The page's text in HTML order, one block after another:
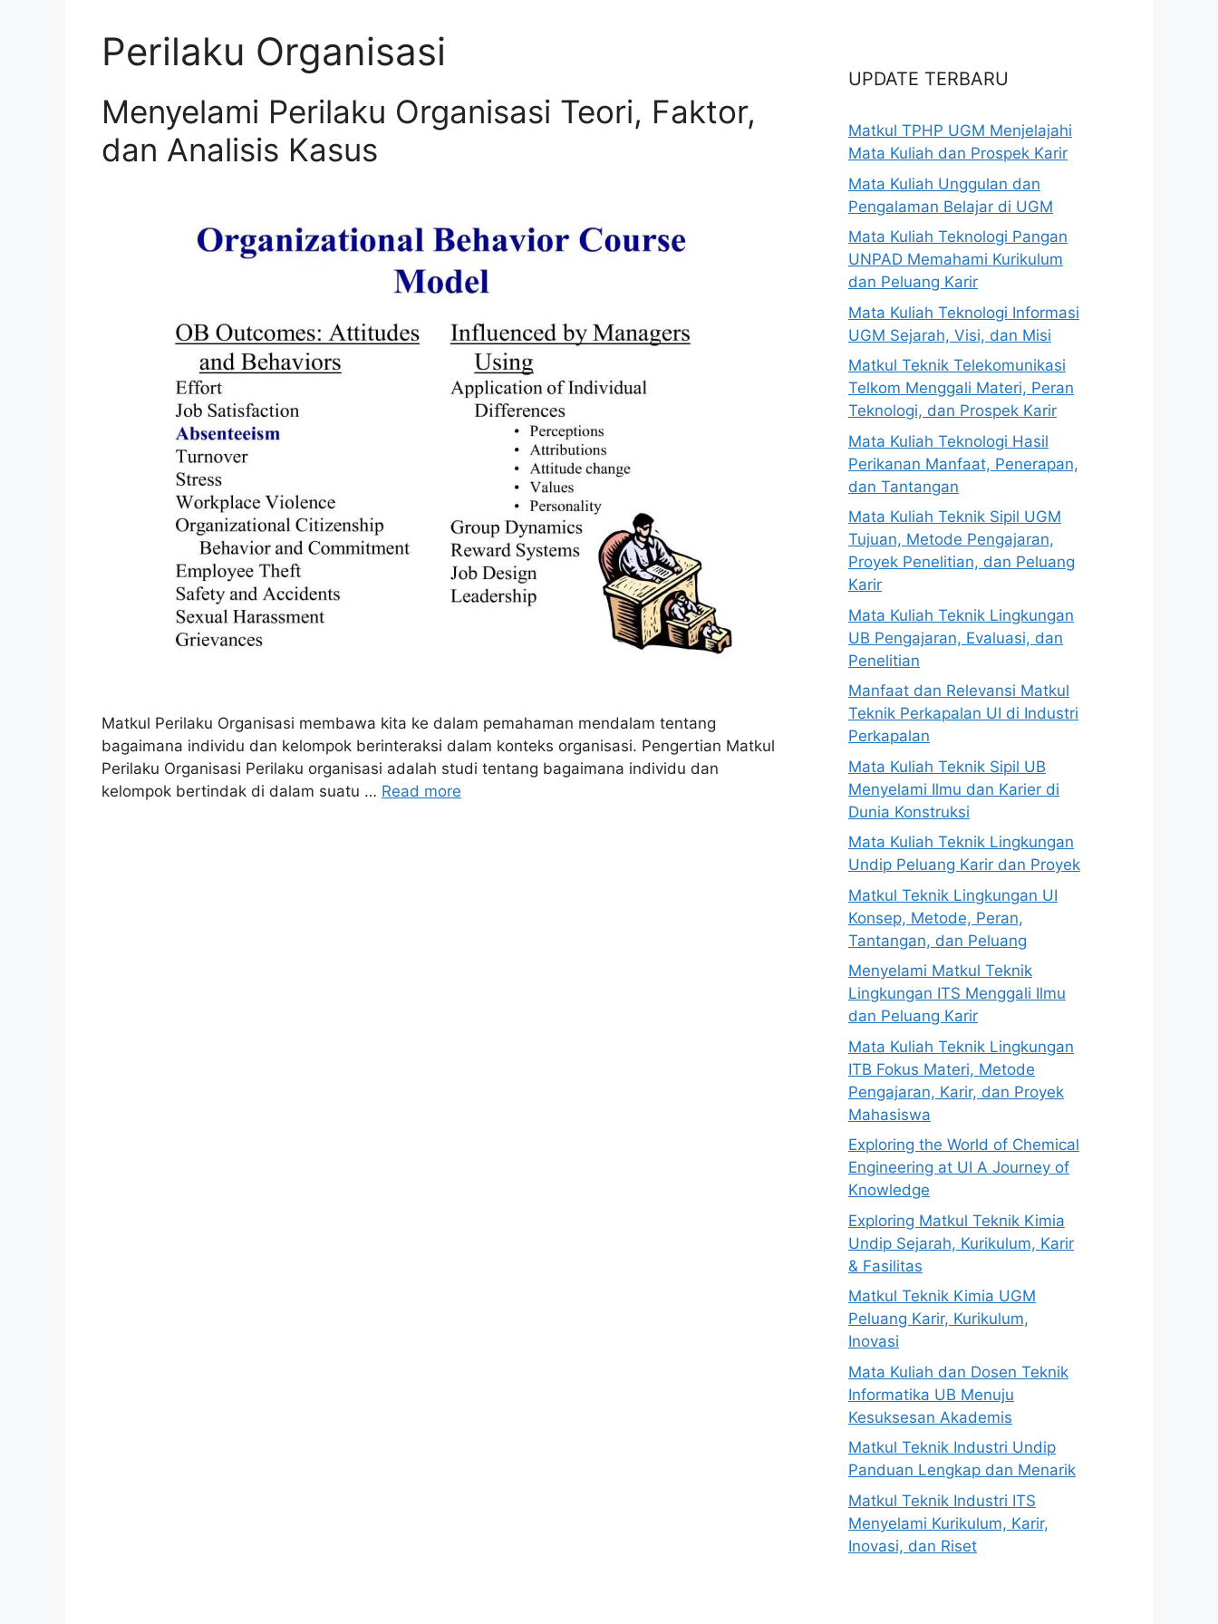
Perilaku Organisasi
Menyelami Perilaku Organisasi Teori, Faktor,
dan Analisis Kasus
Matkul Perilaku Organisasi membawa kita ke dalam pemahaman mendalam tentang
bagaimana individu dan kelompok berinteraksi dalam konteks organisasi. Pengertian Matkul
Perilaku Organisasi Perilaku organisasi adalah studi tentang bagaimana individu dan
kelompok bertindak di dalam suatu … Read more
UPDATE TERBARU
Matkul TPHP UGM Menjelajahi
Mata Kuliah dan Prospek Karir
Mata Kuliah Unggulan dan
Pengalaman Belajar di UGM
Mata Kuliah Teknologi Pangan
UNPAD Memahami Kurikulum
dan Peluang Karir
Mata Kuliah Teknologi Informasi
UGM Sejarah, Visi, dan Misi
Matkul Teknik Telekomunikasi
Telkom Menggali Materi, Peran
Teknologi, dan Prospek Karir
Mata Kuliah Teknologi Hasil
Perikanan Manfaat, Penerapan,
dan Tantangan
Mata Kuliah Teknik Sipil UGM
Tujuan, Metode Pengajaran,
Proyek Penelitian, dan Peluang
Karir
Mata Kuliah Teknik Lingkungan
UB Pengajaran, Evaluasi, dan
Penelitian
Manfaat dan Relevansi Matkul
Teknik Perkapalan UI di Industri
Perkapalan
Mata Kuliah Teknik Sipil UB
Menyelami Ilmu dan Karier di
Dunia Konstruksi
Mata Kuliah Teknik Lingkungan
Undip Peluang Karir dan Proyek
Matkul Teknik Lingkungan UI
Konsep, Metode, Peran,
Tantangan, dan Peluang
Menyelami Matkul Teknik
Lingkungan ITS Menggali Ilmu
dan Peluang Karir
Mata Kuliah Teknik Lingkungan
ITB Fokus Materi, Metode
Pengajaran, Karir, dan Proyek
Mahasiswa
Exploring the World of Chemical
Engineering at UI A Journey of
Knowledge
Exploring Matkul Teknik Kimia
Undip Sejarah, Kurikulum, Karir
& Fasilitas
Matkul Teknik Kimia UGM
Peluang Karir, Kurikulum,
Inovasi
Mata Kuliah dan Dosen Teknik
Informatika UB Menuju
Kesuksesan Akademis
Matkul Teknik Industri Undip
Panduan Lengkap dan Menarik
Matkul Teknik Industri ITS
Menyelami Kurikulum, Karir,
Inovasi, dan Riset